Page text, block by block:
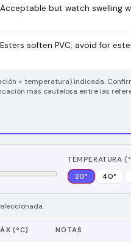
Acceptable but watch swelling
Esters soften PVC; avoid for
× temperatura) indicada.
más cautelosa entre las
TEMPERATURA
20° 40°
(°C) NOTAS